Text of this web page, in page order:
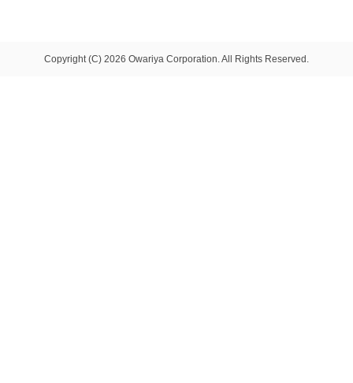
Copyright (C) 2026 Owariya Corporation. All Rights Reserved.